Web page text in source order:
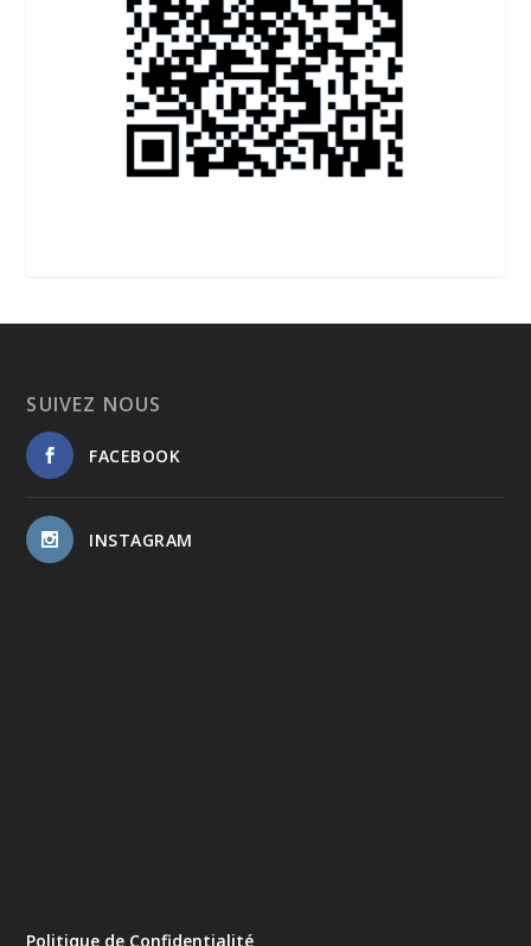
SUIVEZ NOUS
FACEBOOK
INSTAGRAM
Politique de Confidentialité